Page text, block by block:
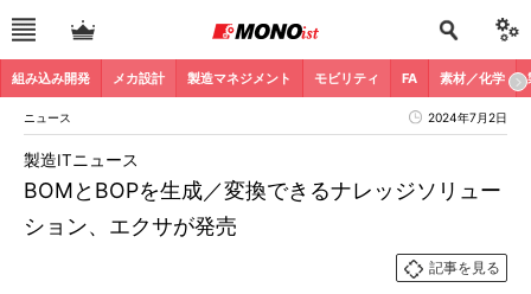
組み込み開発 メカ設計 製造マネジメント モビリティ FA 素材／化学
ニュース 2024年7月2日
BOMとBOPを生成／変換できるナレッジソリュー
ション、エクサが発売
製造ITニュース
記事を見る